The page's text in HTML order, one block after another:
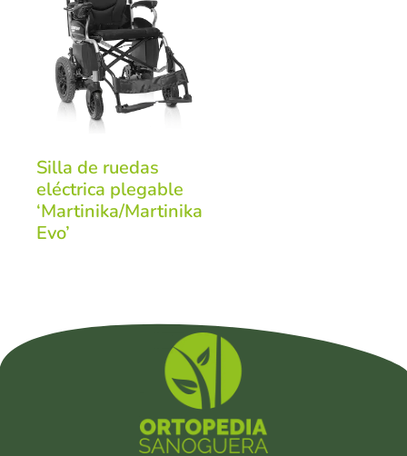
Silla de ruedas
eléctrica plegable
‘Martinika/Martinika
Evo’